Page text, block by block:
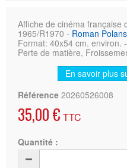
Affiche de cinéma française
1965/R1970 - Roman
Format: 40x54 cm. environ.
Perte de matière,
En savoir plus
Référence 20260526008
35,00 € TTC
Quantité :